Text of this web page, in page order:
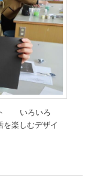
ト いろいろ
楽しむデザイ